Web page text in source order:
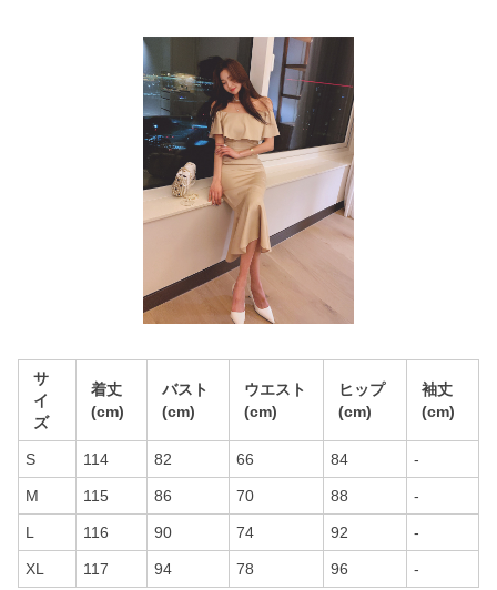
サ
イ
ズ
着丈
(cm)
バスト
(cm)
ウエスト
(cm)
ヒップ
(cm)
袖丈
(cm)
S 114 82 66 84 -
M 115 86 70 88 -
L 116 90 74 92 -
XL 117 94 78 96 -